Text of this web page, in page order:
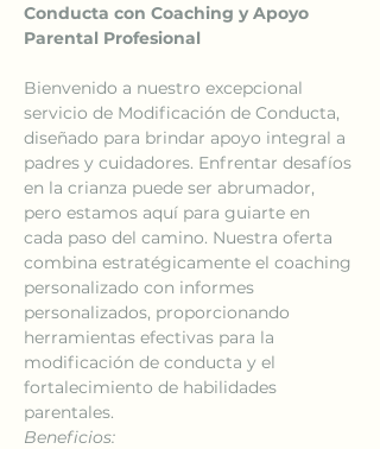
Conducta con Coaching y Apoyo
Parental Profesional
Bienvenido a nuestro excepcional
servicio de Modificación de Conducta,
diseñado para brindar apoyo integral a
padres y cuidadores. Enfrentar desafíos
en la crianza puede ser abrumador,
pero estamos aquí para guiarte en
cada paso del camino. Nuestra oferta
combina estratégicamente el coaching
personalizado con informes
personalizados, proporcionando
herramientas efectivas para la
modificación de conducta y el
fortalecimiento de habilidades
parentales.
Beneficios: